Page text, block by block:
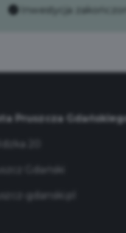
Inwestycja
Pruszcza
gdanski.pl